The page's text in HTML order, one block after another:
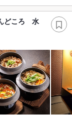
どころ 水